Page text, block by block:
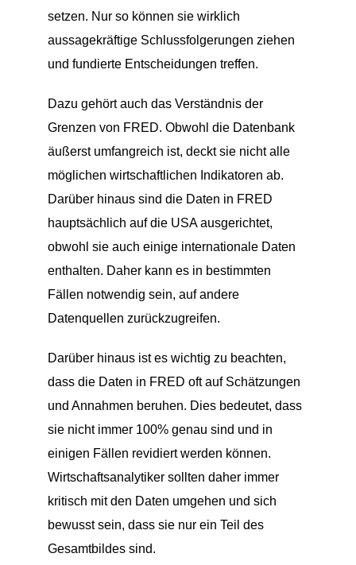
setzen. Nur so können sie wirklich
aussagekräftige Schlussfolgerungen ziehen
und fundierte Entscheidungen treffen.
Dazu gehört auch das Verständnis der
Grenzen von FRED. Obwohl die Datenbank
äußerst umfangreich ist, deckt sie nicht alle
möglichen wirtschaftlichen Indikatoren ab.
Darüber hinaus sind die Daten in FRED
hauptsächlich auf die USA ausgerichtet,
obwohl sie auch einige internationale Daten
enthalten. Daher kann es in bestimmten
Fällen notwendig sein, auf andere
Datenquellen zurückzugreifen.
Darüber hinaus ist es wichtig zu beachten,
dass die Daten in FRED oft auf Schätzungen
und Annahmen beruhen. Dies bedeutet, dass
sie nicht immer 100% genau sind und in
einigen Fällen revidiert werden können.
Wirtschaftsanalytiker sollten daher immer
kritisch mit den Daten umgehen und sich
bewusst sein, dass sie nur ein Teil des
Gesamtbildes sind.